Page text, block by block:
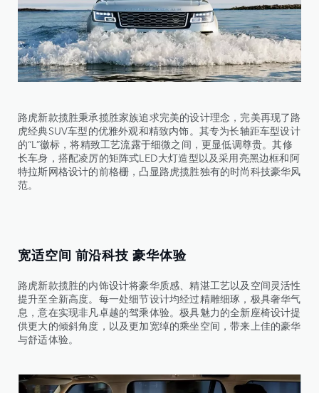
路虎新款揽胜秉承揽胜家族追求完美的设计理念，完美再现了路
虎经典SUV车型的优雅外观和精致内饰。其专为长轴距车型设计
的“L”徽标，将精致工艺流露于细微之间，更显低调尊贵。其修
长车身，搭配凌厉的矩阵式LED大灯造型以及采用亮黑边框和阿
特拉斯网格设计的前格栅，凸显路虎揽胜独有的时尚科技豪华风
范。
宽适空间 前沿科技 豪华体验
路虎新款揽胜的内饰设计将豪华质感、精湛工艺以及空间灵活性
提升至全新高度。每一处细节设计均经过精雕细琢，极具奢华气
息，意在实现非凡卓越的驾乘体验。极具魅力的全新座椅设计提
供更大的倾斜角度，以及更加宽绰的乘坐空间，带来上佳的豪华
与舒适体验。